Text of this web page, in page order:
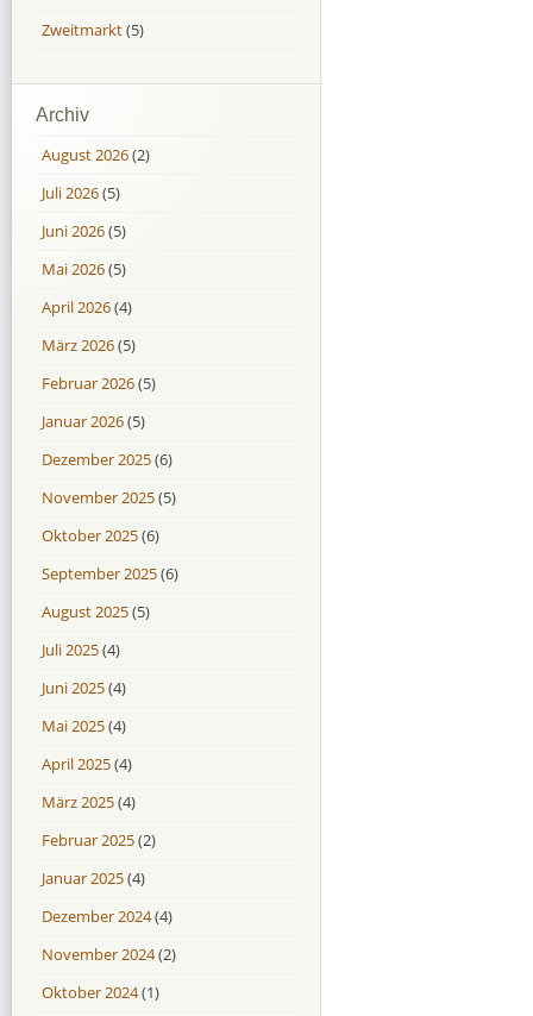
Zweitmarkt(5)
Archiv
August 2026(2)
Juli 2026(5)
Juni 2026(5)
Mai 2026(5)
April 2026(4)
März 2026(5)
Februar 2026(5)
Januar 2026(5)
Dezember 2025(6)
November 2025(5)
Oktober 2025(6)
September 2025(6)
August 2025(5)
Juli 2025(4)
Juni 2025(4)
Mai 2025(4)
April 2025(4)
März 2025(4)
Februar 2025(2)
Januar 2025(4)
Dezember 2024(4)
November 2024(2)
Oktober 2024(1)